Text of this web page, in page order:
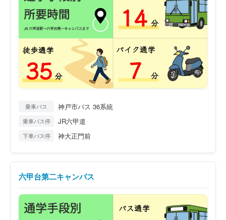
乗車バス 神戸市バス 36系統
乗車バス停 JR六甲道
下車バス停 神大正門前
六甲台第二キャンパス